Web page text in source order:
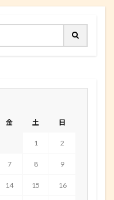
金 土 日
1 2
7 8 9
14 15 16